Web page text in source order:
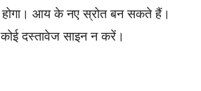
होगा। आय के नए स्रोत बन सकते हैं।
दस्तावेज साइन न करें।